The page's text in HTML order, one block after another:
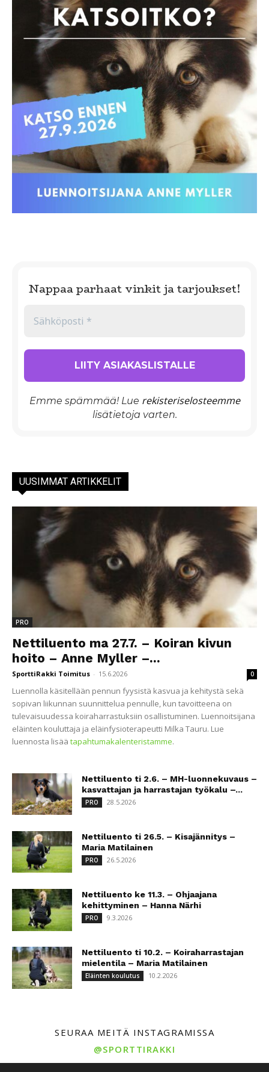
Nappaa parhaat vinkit ja tarjoukset!
Emme spämmää! Lue rekisteriselosteemme
lisätietoja varten.
UUSIMMAT ARTIKKELIT
PRO
Nettiluento ma 27.7. – Koiran kivun
hoito – Anne Myller –...
SporttiRakki Toimitus - 15.6.2026 0
Luennolla käsitellään pennun fyysistä kasvua ja kehitystä sekä
sopivan liikunnan suunnittelua pennulle, kun tavoitteena on
tulevaisuudessa koiraharrastuksiin osallistuminen. Luennoitsijana
eläinten kouluttaja ja eläinfysioterapeutti Milka Tauru. Lue
luennosta lisää tapahtumakalenteristamme.
Nettiluento ti 2.6. – MH-luonnekuvaus –
kasvattajan ja harrastajan työkalu –...
PRO 28.5.2026
Nettiluento ti 26.5. – Kisajännitys –
Maria Matilainen
PRO 26.5.2026
Nettiluento ke 11.3. – Ohjaajana
kehittyminen – Hanna Närhi
PRO 9.3.2026
Nettiluento ti 10.2. – Koiraharrastajan
mielentila – Maria Matilainen
Eläinten koulutus 10.2.2026
SEURAA MEITÄ INSTAGRAMISSA
@SPORTTIRAKKI